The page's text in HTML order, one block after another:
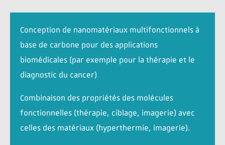
Conception de nanomatériaux multifonctionnels à
base de carbone pour des applications
biomédicales (par exemple pour la thérapie et le
diagnostic du cancer)
Combinaison des propriétés des molécules
fonctionnelles (thérapie, ciblage, imagerie) avec
celles des matériaux (hyperthermie, imagerie).